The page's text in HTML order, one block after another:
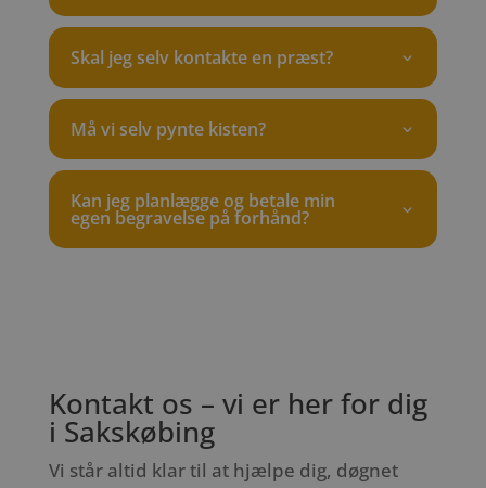
Skal jeg selv kontakte en præst?
Må vi selv pynte kisten?
Kan jeg planlægge og betale min
egen begravelse på forhånd?
Kontakt os – vi er her for dig
i Sakskøbing
Vi står altid klar til at hjælpe dig, døgnet